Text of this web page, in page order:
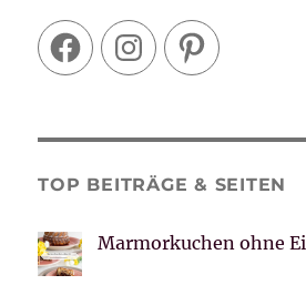
FacebookInstagramPinterest
TOP BEITRÄGE & SEITEN
Marmorkuchen ohne Ei